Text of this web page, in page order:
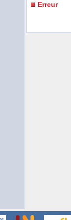
Erreur